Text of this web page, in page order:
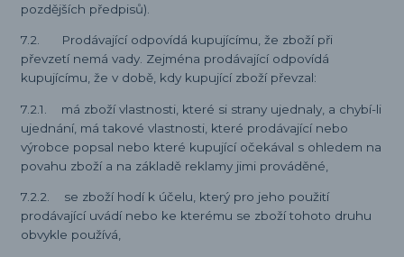
pozdějších předpisů).
7.2. Prodávající odpovídá kupujícímu, že zboží při
převzetí nemá vady. Zejména prodávající odpovídá
kupujícímu, že v době, kdy kupující zboží převzal:
7.2.1. má zboží vlastnosti, které si strany ujednaly, a chybí-li
ujednání, má takové vlastnosti, které prodávající nebo
výrobce popsal nebo které kupující očekával s ohledem na
povahu zboží a na základě reklamy jimi prováděné,
7.2.2. se zboží hodí k účelu, který pro jeho použití
prodávající uvádí nebo ke kterému se zboží tohoto druhu
obvykle používá,